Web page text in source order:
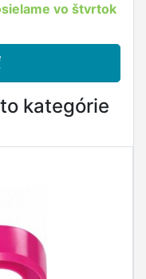
vo štvrtok
kategórie